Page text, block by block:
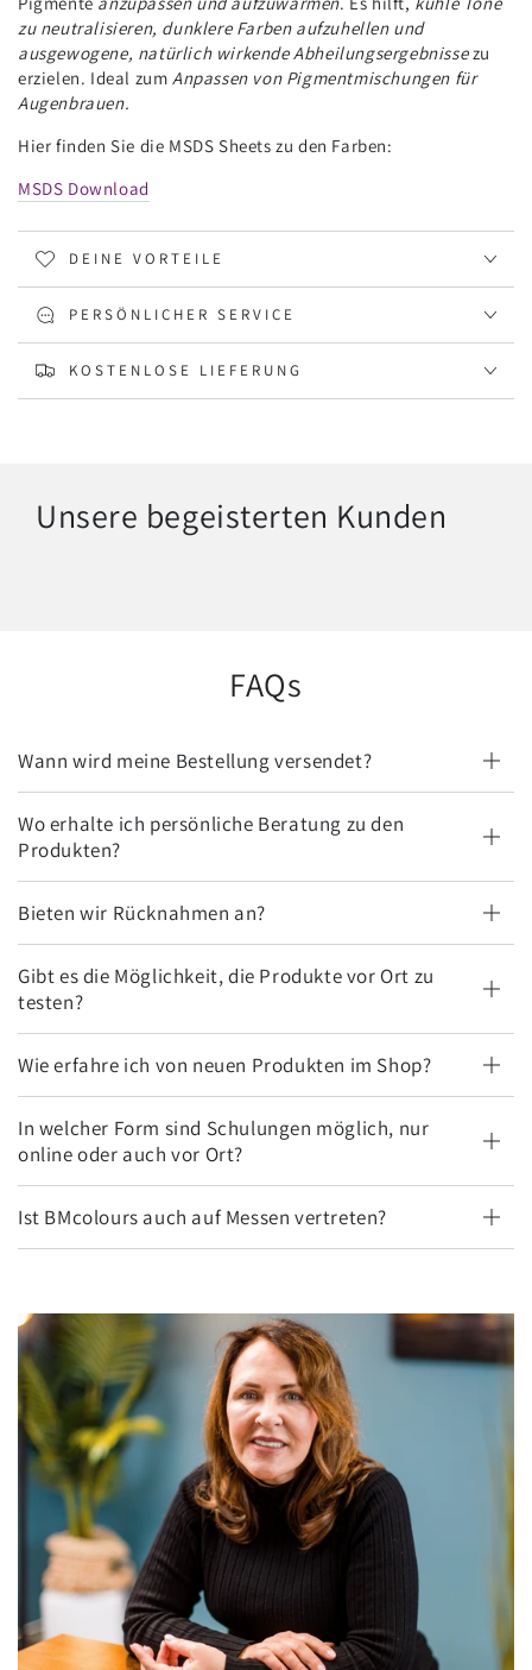
zu neutralisieren, dunklere Farben aufzuhellen und
ausgewogene, natürlich wirkende Abheilungsergebnissezu
erzielen. Ideal zum Anpassen von Pigmentmischungen für
Augenbrauen.
Hier finden Sie die MSDS Sheets zu den Farben:
MSDS Download
DEINE VORTEILE
PERSÖNLICHER SERVICE
KOSTENLOSE LIEFERUNG
Unsere begeisterten Kunden
FAQs
Wann wird meine Bestellung versendet?
Wo erhalte ich persönliche Beratung zu den
Produkten?
Bieten wir Rücknahmen an?
Gibt es die Möglichkeit, die Produkte vor Ort zu
testen?
Wie erfahre ich von neuen Produkten im Shop?
In welcher Form sind Schulungen möglich, nur
online oder auch vor Ort?
Ist BMcolours auch auf Messen vertreten?